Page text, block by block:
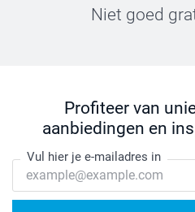
Niet goed
Profiteer van
aanbiedingen en
Vul hier je e-mailadres in